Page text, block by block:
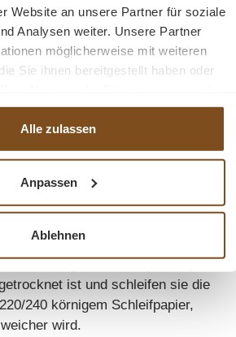
Website an unsere Partner für soziale
Analysen weiter. Unsere Partner
möglicherweise mit weiteren
Sie ihnen bereitgestellt haben oder
Alle zulassen
Anpassen
Ablehnen
schütteln. Tragen Sie das
Bürste oder einem Lappen
auf.
ist und schleifen sie die
240 körnigem Schleifpapier,
wird.